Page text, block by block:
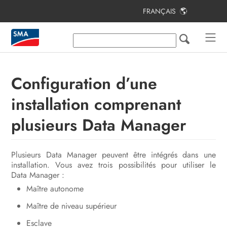
FRANÇAIS
Configuration d’une
installation comprenant
plusieurs Data Manager
Plusieurs Data Manager peuvent être intégrés dans une
installation. Vous avez trois possibilités pour utiliser le
Data Manager :
Maître autonome
Maître de niveau supérieur
Esclave
Table des matières
Remarques relatives à ce document
Contenu de la livraison
Vue d’ensemble des produits
Raccordement
Mise en service
Utilisation
Recherche d’erreurs